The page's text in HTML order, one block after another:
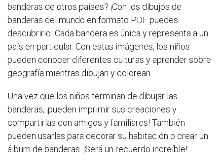
banderas de otros países? ¡Con los dibujos de
banderas del mundo en formato PDF puedes
descubrirlo! Cada bandera es única y representa a un
país en particular. Con estas imágenes, los niños
pueden conocer diferentes culturas y aprender sobre
geografía mientras dibujan y colorean.
Una vez que los niños terminan de dibujar las
banderas, ¡pueden imprimir sus creaciones y
compartirlas con amigos y familiares! También
pueden usarlas para decorar su habitación o crear un
álbum de banderas. ¡Será un recuerdo increíble!